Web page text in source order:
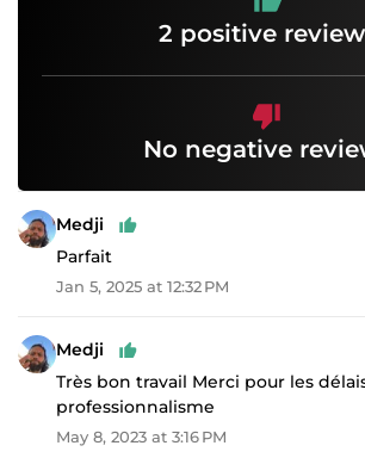
2 positive
No negative
Medji
Parfait
Jan 5, 2025 at 12:32 PM
Medji
Très bon travail Merci pour les
professionnalisme
May 8, 2023 at 3:16 PM